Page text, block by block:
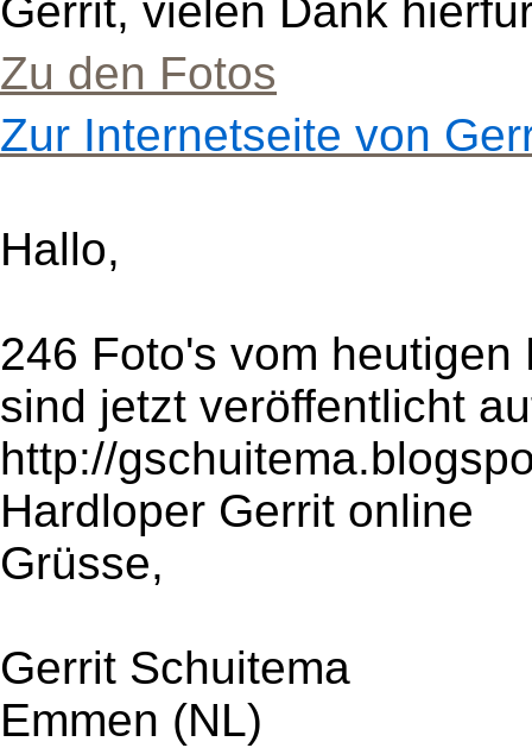
Gerrit, vielen Dank
Zu den Fotos
Zur Internetseite von
Hallo,
246 Foto's vom
sind jetzt veröffentlicht
http://
Hardloper Gerrit online
Grüsse,
Gerrit Schuitema
Emmen (NL)